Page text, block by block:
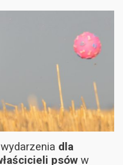
dla
psów w